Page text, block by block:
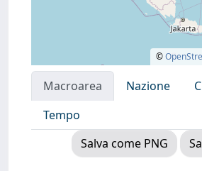
©
Macroarea Nazione
Tempo
Salva come PNG